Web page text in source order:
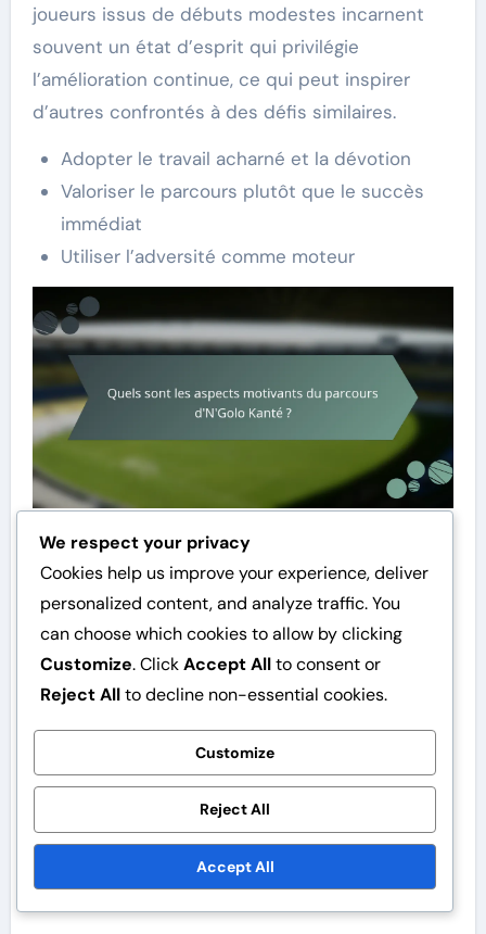
joueurs issus de débuts modestes incarnent
souvent un état d’esprit qui privilégie
l’amélioration continue, ce qui peut inspirer
d’autres confrontés à des défis similaires.
Adopter le travail acharné et la dévotion
Valoriser le parcours plutôt que le succès
immédiat
Utiliser l’adversité comme moteur
Quels sont les aspects
motivants du parcours
d’N’Golo Kanté ?
Le parcours d’N’Golo Kanté est marqué par la
résilience et la détermination, montrant
comment surmonter l’adversité peut mener au
succès. Ses débuts modestes et sa forte
éthique de travail, soutenus par sa famille et sa
communauté, ont façonné son caractère et sa
We respect your privacy
Cookies help us improve your experience, deliver
personalized content, and analyze traffic. You
can choose which cookies to allow by clicking
Customize. ClickAccept Allto consent or
Reject Allto decline non-essential cookies.
Customize
Reject All
Accept All